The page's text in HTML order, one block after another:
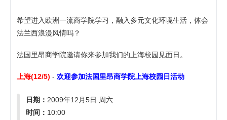
希望进入欧洲一流商学院学习，融入多元文化环境生活，体会
法兰西浪漫风情吗？
法国里昂商学院邀请你来参加我们的上海校园见面日。
上海(12/5) - 欢迎参加法国里昂商学院上海校园日活动
日期： 2009年12月5日 周六
时间： 10:00